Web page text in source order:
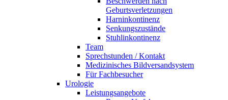
Geburtsverletzungen
Harninkontinenz
Senkungszustände
Stuhlinkontinenz
Team
Sprechstunden / Kontakt
Medizinisches Bildversandsystem
Für Fachbesucher
Urologie
Leistungsangebote